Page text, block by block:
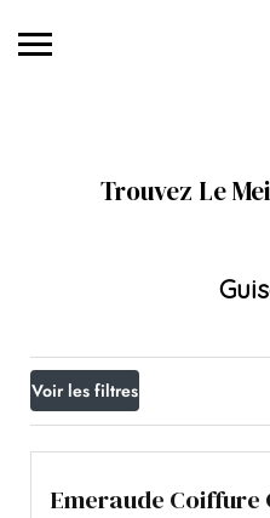
Trouvez Le
Voir les filtres
Emeraude Coiffure